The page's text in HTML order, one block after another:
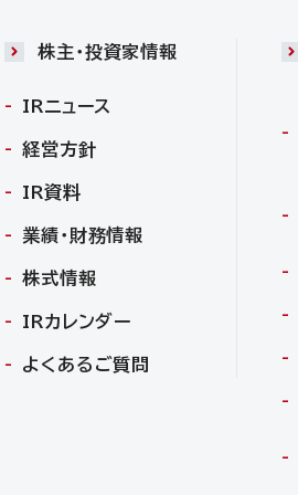
株主・投資家情報
IRニュース
経営方針
IR資料
業績・財務情報
株式情報
IRカレンダー
よくあるご質問